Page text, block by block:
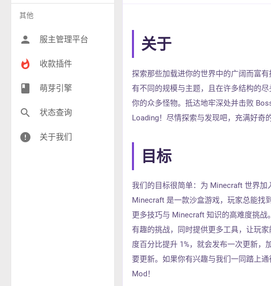
工业(9)
其他
person 服主管理平台
whatshot 收款插件
class 萌芽引擎
search 状态查询
error 关于我们
关于
探索那些加载进你的世界中的广阔而富
有不同的规模与主题，且在许多结构的
你的众多怪物。抵达地牢深处并击败
Loading！尽情探索与发现吧，充满好奇
目标
我们的目标很简单：为 Minecraft 世界加
Minecraft 是一款沙盒游戏，玩家总能找
更多技巧与 Minecraft 知识的高难度挑
有趣的挑战，同时提供更多工具，让玩
度百分比提升 1%，就会发布一次更新
要更新。如果你有兴趣与我们一同踏上
Mod！